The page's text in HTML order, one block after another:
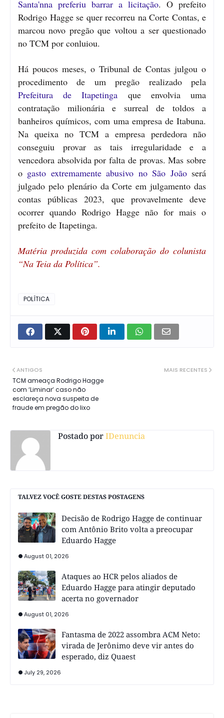
Santa'nna preferiu barrar a licitação. O prefeito
Rodrigo Hagge se quer recorreu na Corte Contas, e
marcou novo pregão que voltou a ser questionado
no TCM por conluiou.
Há poucos meses, o Tribunal de Contas julgou o
procedimento de um pregão realizado pela
Prefeitura de Itapetinga que envolvia uma
contratação milionária e surreal de toldos a
banheiros químicos, com uma empresa de Itabuna.
Na queixa no TCM a empresa perdedora não
conseguiu provar as tais irregularidade e a
vencedora absolvida por falta de provas. Mas sobre
o gasto extremamente abusivo no São Joãoserá
julgado pelo plenário da Corte em julgamento das
contas públicas 2023, que provavelmente deve
ocorrer quando Rodrigo Hagge não for mais o
prefeito de Itapetinga.
Matéria produzida com colaboração do colunista
“Na Teia da Política”.
POLÍTICA
MAIS RECENTES
ANTIGOS
TCM ameaça Rodrigo Hagge
com ‘Liminar’ caso não
esclareça nova suspeita de
fraude em pregão do lixo
Postado porIDenuncia
TALVEZ VOCÊ GOSTE DESTAS POSTAGENS
Decisão de Rodrigo Hagge de continuar
com Antônio Brito volta a preocupar
Eduardo Hagge
August 01, 2026
Ataques ao HCR pelos aliados de
Eduardo Hagge para atingir deputado
acerta no governador
August 01, 2026
Fantasma de 2022 assombra ACM Neto:
virada de Jerônimo deve vir antes do
esperado, diz Quaest
July 29, 2026